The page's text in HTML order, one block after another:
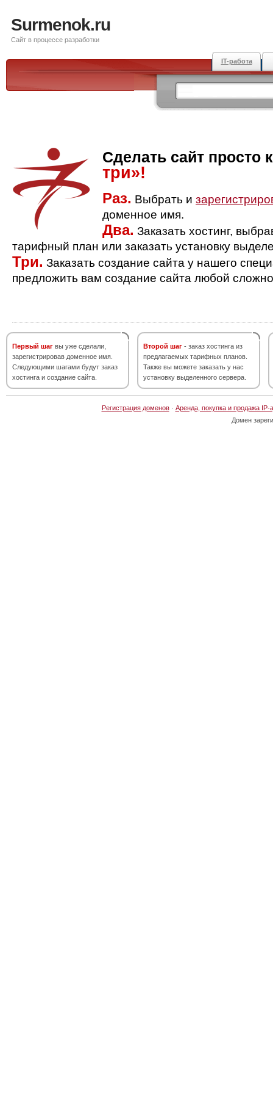
Surmenok.ru
Сайт в процессе разработки
IT-работа
Сделать сайт просто
три»!
Раз. Выбрать и
доменное имя.
Два. Заказать хостинг,
тарифный план или заказать установку
Три. Заказать создание сайта у нашего
предложить вам создание сайта любой
Первый шаг вы уже сделали,
зарегистрировав доменное имя.
Следующими шагами будут заказ
хостинга и создание сайта.
Второй шаг - заказ хостинга из
предлагаемых тарифных планов.
Также вы можете заказать у нас
установку выделенного сервера.
Регистрация доменов· Аренда, покупка и продажа IP-
Домен